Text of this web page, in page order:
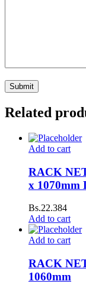
Related
Add to cart
RACK
x 1070mm
Bs.22.384
Add to cart
Add to cart
RACK
1060mm